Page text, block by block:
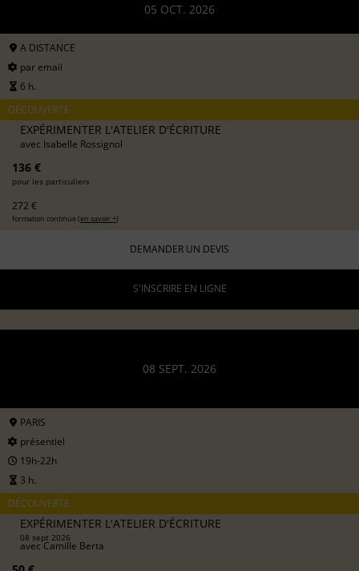
05 OCT. 2026
A DISTANCE
par email
6 h.
DÉCOUVERTE
EXPÉRIMENTER L'ATELIER D'ÉCRITURE
avec Isabelle Rossignol
136 €
pour les particuliers
272 €
formation continue (en savoir +)
DEMANDER UN DEVIS
S'INSCRIRE EN LIGNE
08 SEPT. 2026
PARIS
présentiel
19h-22h
3 h.
DÉCOUVERTE
EXPÉRIMENTER L'ATELIER D'ÉCRITURE
08 sept 2026
avecCamille Berta